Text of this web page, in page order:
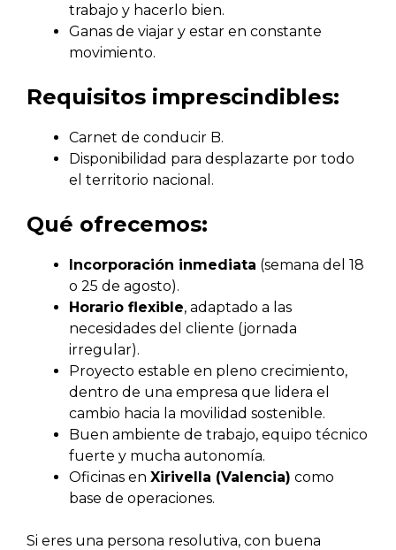
trabajo y hacerlo bien.
Ganas de viajar y estar en constante
movimiento.
Requisitos imprescindibles:
Carnet de conducir B.
Disponibilidad para desplazarte por todo
el territorio nacional.
Qué ofrecemos:
Incorporación inmediata (semana del 18
o 25 de agosto).
Horario flexible, adaptado a las
necesidades del cliente (jornada
irregular).
Proyecto estable en pleno crecimiento,
dentro de una empresa que lidera el
cambio hacia la movilidad sostenible.
Buen ambiente de trabajo, equipo técnico
fuerte y mucha autonomía.
Oficinas en Xirivella (Valencia) como
base de operaciones.
Si eres una persona resolutiva, con buena